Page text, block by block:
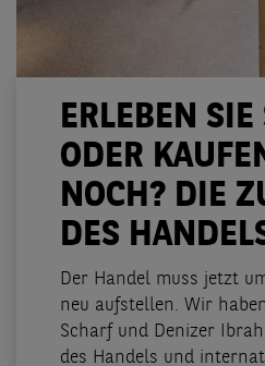
ERLEBEN SIE
ODER
NOCH? DIE
DES
Der Handel muss jetzt
neu aufstellen. Wir
Scharf und Denizer
des Handels und